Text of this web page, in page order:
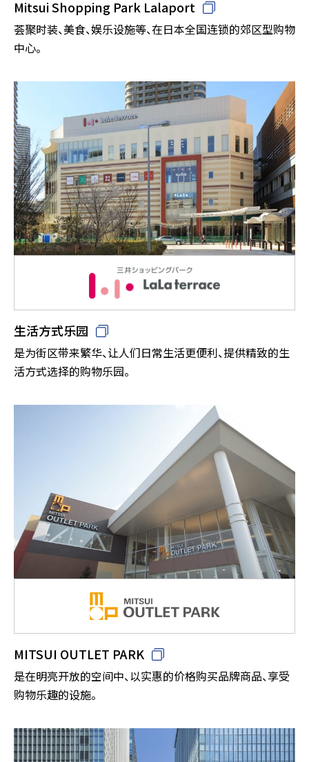
Mitsui Shopping Park Lalaport
荟聚时装、美食、娱乐设施等、在日本全国连锁的郊区型购物
中心。
生活方式乐园
是为街区带来繁华、让人们日常生活更便利、提供精致的生
活方式选择的购物乐园。
MITSUI OUTLET PARK
是在明亮开放的空间中、以实惠的价格购买品牌商品、享受
购物乐趣的设施。